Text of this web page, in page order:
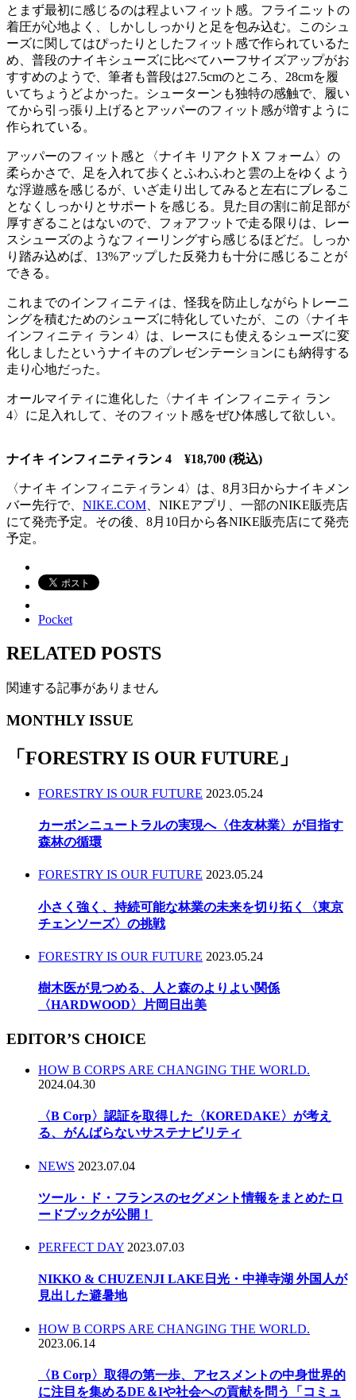
とまず最初に感じるのは程よいフィット感。フライニットの
着圧が心地よく、しかししっかりと足を包み込む。このシュ
ーズに関してはぴったりとしたフィット感で作られているた
め、普段のナイキシューズに比べてハーフサイズアップがお
すすめのようで、筆者も普段は27.5cmのところ、28cmを履
いてちょうどよかった。シューターンも独特の感触で、履い
てから引っ張り上げるとアッパーのフィット感が増すように
作られている。
アッパーのフィット感と〈ナイキ リアクトX フォーム〉の
柔らかさで、足を入れて歩くとふわふわと雲の上をゆくよう
な浮遊感を感じるが、いざ走り出してみると左右にブレるこ
となくしっかりとサポートを感じる。見た目の割に前足部が
厚すぎることはないので、フォアフットで走る限りは、レー
スシューズのようなフィーリングすら感じるほどだ。しっか
り踏み込めば、13%アップした反発力も十分に感じることが
できる。
これまでのインフィニティは、怪我を防止しながらトレーニ
ングを積むためのシューズに特化していたが、この〈ナイキ
インフィニティ ラン 4〉は、レースにも使えるシューズに変
化しましたというナイキのプレゼンテーションにも納得する
走り心地だった。
オールマイティに進化した〈ナイキ インフィニティ ラン
4〉に足入れして、そのフィット感をぜひ体感して欲しい。
ナイキ インフィニティラン 4 ¥18,700 (税込)
〈ナイキ インフィニティラン 4〉は、8月3日からナイキメン
バー先行で、 NIKE.COM、NIKEアプリ、一部のNIKE販売店
にて発売予定。その後、8月10日から各NIKE販売店にて発売
予定。
Pocket
RELATED POSTS
関連する記事がありません
MONTHLY ISSUE
「 FORESTRY IS OUR FUTURE 」
FORESTRY IS OUR FUTURE 2023.05.24
カーボンニュートラルの実現へ〈住友林業〉が目指す
森林の循環
FORESTRY IS OUR FUTURE 2023.05.24
小さく強く、持続可能な林業の未来を切り拓く〈東京
チェンソーズ〉の挑戦
FORESTRY IS OUR FUTURE 2023.05.24
樹木医が見つめる、人と森のよりよい関係
〈HARDWOOD〉片岡日出美
EDITOR’S CHOICE
HOW B CORPS ARE CHANGING THE WORLD.
2024.04.30
〈B Corp〉認証を取得した〈KOREDAKE〉が考え
る、がんばらないサステナビリティ
NEWS 2023.07.04
ツール・ド・フランスのセグメント情報をまとめたロ
ードブックが公開！
PERFECT DAY 2023.07.03
NIKKO & CHUZENJI LAKE日光・中禅寺湖 外国人が
見出した避暑地
HOW B CORPS ARE CHANGING THE WORLD.
2023.06.14
〈B Corp〉取得の第一歩、アセスメントの中身世界的
に注目を集めるDE＆Iや社会への貢献を問う「コミュ